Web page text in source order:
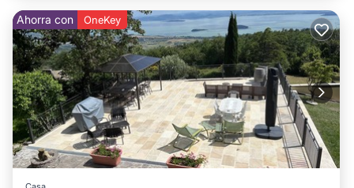
Ahorra con OneKey